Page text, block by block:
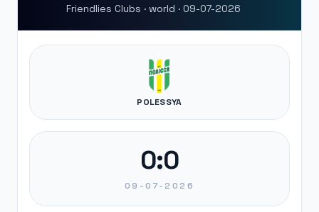
Friendlies Clubs · world · 09-07-2026
POLESSYA
0:0
09-07-2026